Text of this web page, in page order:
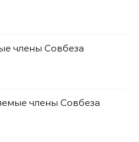
члены Совбеза
члены Совбеза